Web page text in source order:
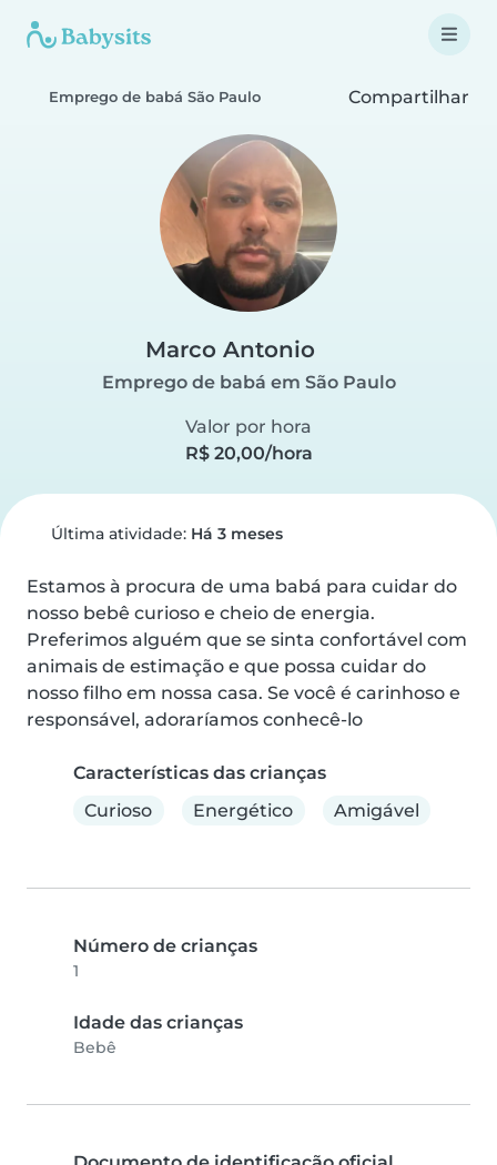
Emprego de babá São Paulo Compartilhar
Marco Antonio
Emprego de babá em São Paulo
Valor por hora
R$ 20,00/hora
Última atividade: Há 3 meses
Estamos à procura de uma babá para cuidar do
nosso bebê curioso e cheio de energia.
Preferimos alguém que se sinta confortável com
animais de estimação e que possa cuidar do
nosso filho em nossa casa. Se você é carinhoso e
responsável, adoraríamos conhecê-lo
Características das crianças
Curioso
Energético Amigável
Número de crianças
1
Idade das crianças
Bebê